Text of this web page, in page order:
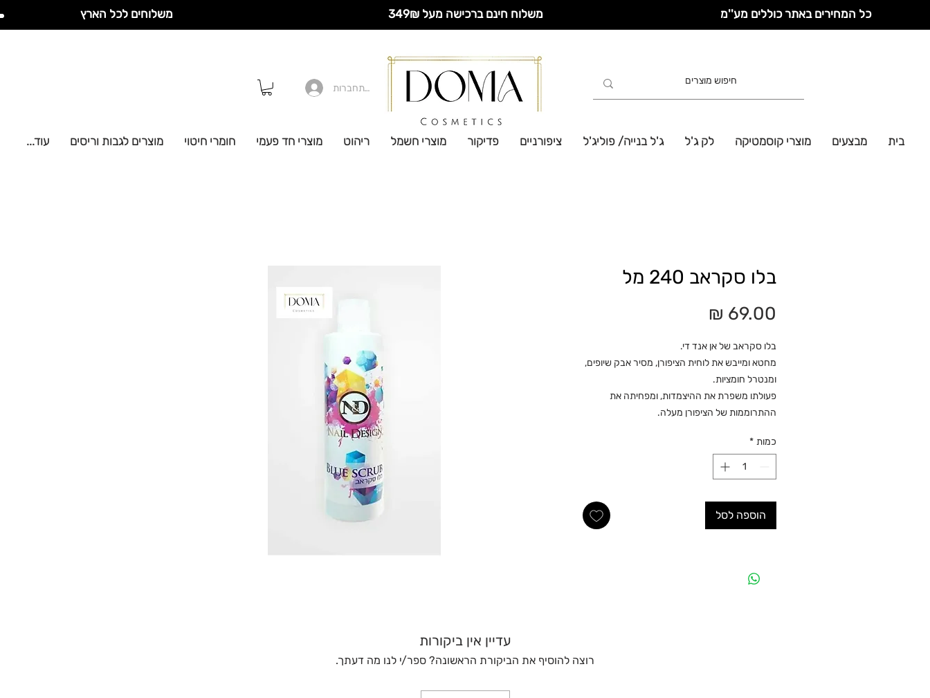
משלוחים לכל הארץ משלוח חינם ברכישה מעל 349₪ כל המחירים באתר כוללים מע''מ
להתחברות
בית מבצעים מוצרי קוסמטיקה לק ג'ל ג'ל בנייה/ פוליג'ל ציפורניים פדיקור מוצרי חשמל ריהוט מוצרי חד פעמי חומרי חיטוי מוצרים לגבות וריסים עוד...
בלו סקראב 240 מל
בלו סקראב של אן אנד די.
מחטא ומייבש את לוחית הציפורן, מסיר אבק שיופים,
ומנטרל חומציות.
פעולתו משפרת את ההיצמדות, ומפחיתה את
ההתרוממות של הציפורן מעלה.
כמות *
הוספה לסל
עדיין אין ביקורות
רוצה להוסיף את הביקורת הראשונה? ספר/י לנו מה דעתך.